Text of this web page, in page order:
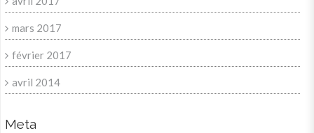
mars 2017
février 2017
avril 2014
Meta